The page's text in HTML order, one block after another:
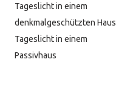
Tageslicht in einem
denkmalgeschützten Haus
Tageslicht in einem
Passivhaus